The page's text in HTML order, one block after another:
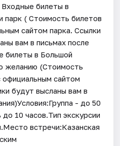
билеты в
парк ( Стоимость билетов
сайтом парка. Ссылки
вам в письмах после
билеты в Большой
желанию (Стоимость
официальным сайтом
будут высланы вам в
- до 50
10 часов.Тип экскурсии
встречи:Казанская